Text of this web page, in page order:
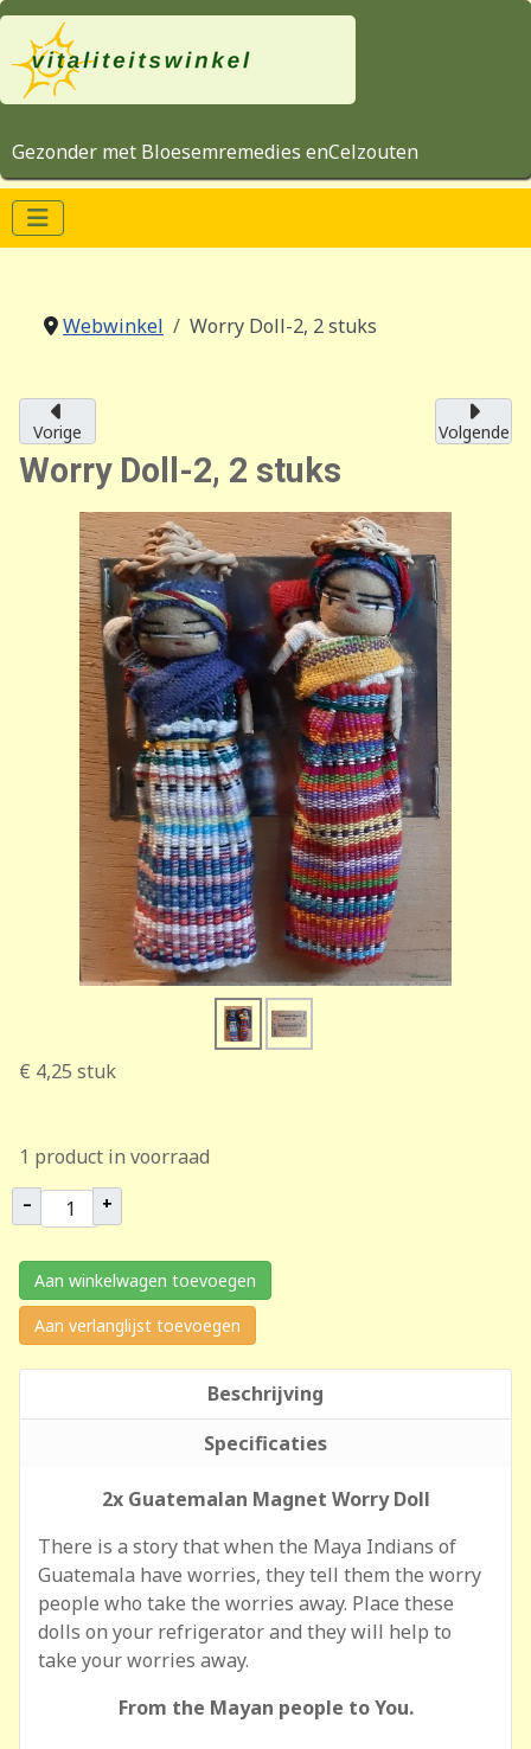
Gezonder met Bloesemremedies enCelzouten
Webwinkel Worry Doll-2, 2 stuks
Vorige Volgende
Worry Doll-2, 2 stuks
€ 4,25 stuk
1 product in voorraad
– +
Aan winkelwagen toevoegen
Aan verlanglijst toevoegen
Beschrijving
Specificaties
2x Guatemalan Magnet Worry Doll
There is a story that when the Maya Indians of
Guatemala have worries, they tell them the worry
people who take the worries away. Place these
dolls on your refrigerator and they will help to
take your worries away.
From the Mayan people to You.